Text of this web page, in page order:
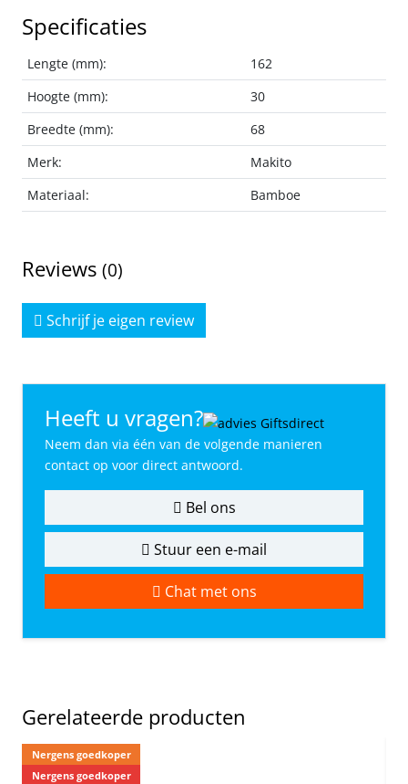
Specificaties
Lengte (mm):
162
Hoogte (mm):
30
Breedte (mm):
68
Merk:
Makito
Materiaal:
Bamboe
Reviews (0)
Schrijf je eigen review
Heeft u vragen?
Neem dan via één van de volgende manieren
contact op voor direct antwoord.
Bel ons
Stuur een e-mail
Chat met ons
Gerelateerde producten
Nergens goedkoper
Nergens goedkoper